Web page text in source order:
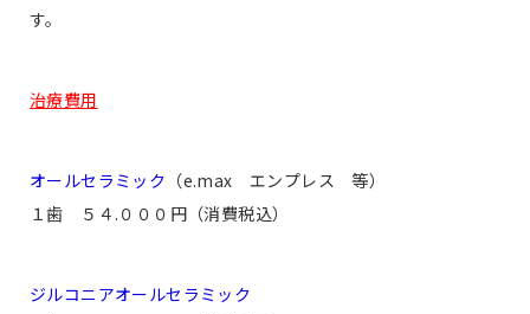
す。
治療費用
オールセラミック （e.max エンプレス 等）
１歯 ５４.０００円（消費税込）
ジルコニアオールセラミック